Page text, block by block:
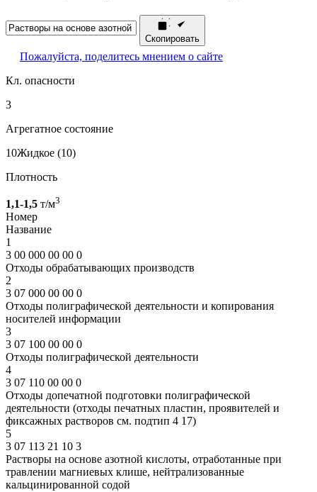
Скопировать
Пожалуйста, поделитесь мнением о сайте
Кл. опасности
3
Агрегатное состояние
10Жидкое (10)
Плотность
1,1-1,5 т/м3
Номер
Название
1
3 00 000 00 00 0
Отходы обрабатывающих производств
2
3 07 000 00 00 0
Отходы полиграфической деятельности и копирования
носителей информации
3
3 07 100 00 00 0
Отходы полиграфической деятельности
4
3 07 110 00 00 0
Отходы допечатной подготовки полиграфической
деятельности (отходы печатных пластин, проявителей и
фиксажных растворов см. подтип 4 17)
5
3 07 113 21 10 3
Растворы на основе азотной кислоты, отработанные при
травлении магниевых клише, нейтрализованные
кальцинированной содой